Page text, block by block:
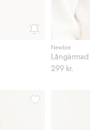
Newbie
299 kr.
i favoriterRandig body i